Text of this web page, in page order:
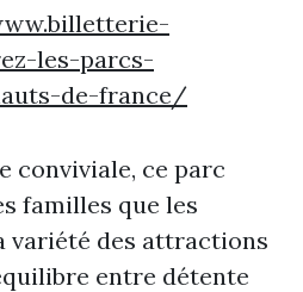
les-parcs-
de-france/
conviviale, ce parc
familles que les
variété des attractions
entre détente